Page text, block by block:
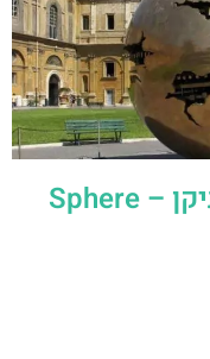
כדור זהב הספרה בגני הוותיקן – Sphere